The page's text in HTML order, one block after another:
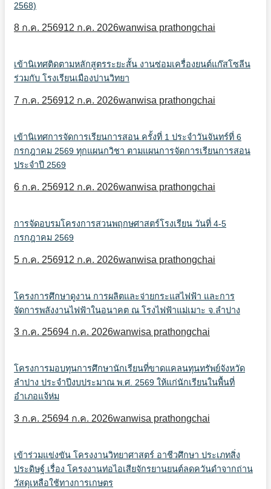
2568)
8 ก.ค. 256912 ก.ค. 2026wanwisa prathongchai
เข้านิเทศติดตามหลักสูตรระยะสั้น งานซ่อมเครื่องยนต์แก๊สโซลีน
ร่วมกับ โรงเรียนเมืองปานวิทยา
7 ก.ค. 256912 ก.ค. 2026wanwisa prathongchai
เข้านิเทศการจัดการเรียนการสอน ครั้งที่ 1 ประจำวันจันทร์ที่ 6
กรกฎาคม 2569 ทุกแผนกวิชา ตามแผนการจัดการเรียนการสอน
ประจำปี 2569
6 ก.ค. 256912 ก.ค. 2026wanwisa prathongchai
การจัดอบรมโครงการสวนพฤกษศาสตร์โรงเรียน วันที่ 4-5
กรกฎาคม 2569
5 ก.ค. 256912 ก.ค. 2026wanwisa prathongchai
โครงการศึกษาดูงาน การผลิตและจ่ายกระแสไฟฟ้า และการ
จัดการพลังงานไฟฟ้าในอนาคต ณ โรงไฟฟ้าแม่เมาะ จ.ลำปาง
3 ก.ค. 25694 ก.ค. 2026wanwisa prathongchai
โครงการมอบทุนการศึกษานักเรียนที่ขาดแคลนทุนทรัพย์จังหวัด
ลำปาง ประจำปีงบประมาณ พ.ศ. 2569 ให้แก่นักเรียนในพื้นที่
อำเภอแจ้ห่ม
3 ก.ค. 25694 ก.ค. 2026wanwisa prathongchai
เข้าร่วมแข่งขัน โครงงานวิทยาศาสตร์ อาชีวศึกษา ประเภทสิ่ง
ประดิษฐ์ เรื่อง โครงงานท่อไอเสียจักรยานยนต์ลดควันดำจากถ่าน
วัสดุเหลือใช้ทางการเกษตร